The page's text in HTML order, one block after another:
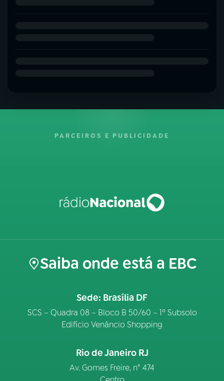
PARCEIROS E PUBLICIDADE
Saiba onde está a EBC
Sede: Brasília DF
SCS – Quadra 08 – Bloco B 50/60 – 1º Subsolo
Edifício Venâncio Shopping
Rio de Janeiro RJ
Av. Gomes Freire, n° 474